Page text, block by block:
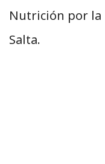
Nutrición por la
Salta.